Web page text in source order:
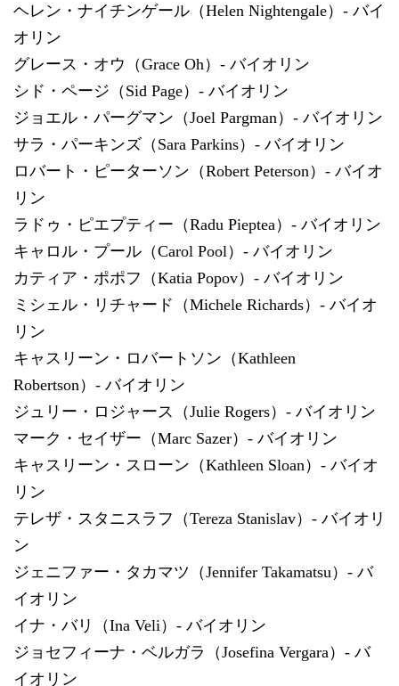
ヘレン・ナイチンゲール（Helen Nightengale）- バイ
オリン
グレース・オウ（Grace Oh）- バイオリン
シド・ページ（Sid Page）- バイオリン
ジョエル・パーグマン（Joel Pargman）- バイオリン
サラ・パーキンズ（Sara Parkins）- バイオリン
ロバート・ピーターソン（Robert Peterson）- バイオ
リン
ラドゥ・ピエプティー（Radu Pieptea）- バイオリン
キャロル・プール（Carol Pool）- バイオリン
カティア・ポポフ（Katia Popov）- バイオリン
ミシェル・リチャード（Michele Richards）- バイオ
リン
キャスリーン・ロバートソン（Kathleen
Robertson）- バイオリン
ジュリー・ロジャース（Julie Rogers）- バイオリン
マーク・セイザー（Marc Sazer）- バイオリン
キャスリーン・スローン（Kathleen Sloan）- バイオ
リン
テレザ・スタニスラフ（Tereza Stanislav）- バイオリ
ン
ジェニファー・タカマツ（Jennifer Takamatsu）- バ
イオリン
イナ・バリ（Ina Veli）- バイオリン
ジョセフィーナ・ベルガラ（Josefina Vergara）- バ
イオリン